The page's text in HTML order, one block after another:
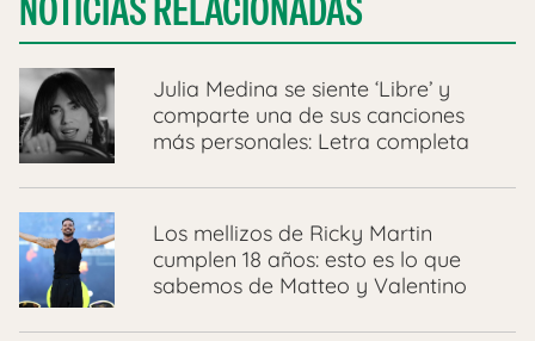
Julia Medina se siente ‘Libre’ y
comparte una de sus canciones
más personales: Letra completa
Los mellizos de Ricky Martin
cumplen 18 años: esto es lo que
sabemos de Matteo y Valentino